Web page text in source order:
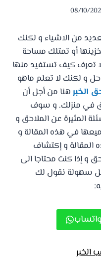
08/10/
من الاشياء و لكنك
أو تمتلك مساحة
تعرف كيف تستفيد منها
و لكنك لا تعلم ماهو
الخبرهنا من أجل أن
في منزلك. و سوف
المثيرة عن الملاحق و
في هذه المقالة و
و إكتشاف
و إذا كنت محتاجا الى
سهولة نقول لك
واتساب
الخبر